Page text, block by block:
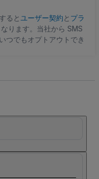
ると ユーザー契約と プラ
ります。当社から SMS
つでもオプトアウトでき